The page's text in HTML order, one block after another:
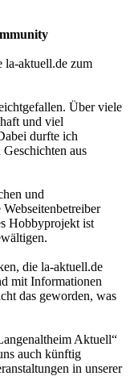
la-aktuell.de zum
Über viele
und viel
durfte ich
aus
und
Hobbyprojekt ist
die la-aktuell.de
mit Informationen
das geworden, was
Aktuell“
auch künftig
in unserer